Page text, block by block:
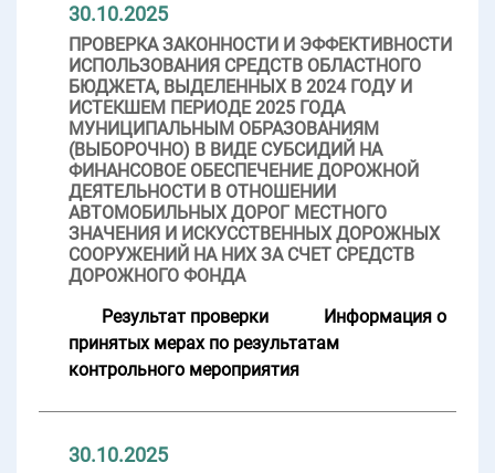
30.10.2025
ПРОВЕРКА ЗАКОННОСТИ И ЭФФЕКТИВНОСТИ
ИСПОЛЬЗОВАНИЯ СРЕДСТВ ОБЛАСТНОГО
БЮДЖЕТА, ВЫДЕЛЕННЫХ В 2024 ГОДУ И
ИСТЕКШЕМ ПЕРИОДЕ 2025 ГОДА
МУНИЦИПАЛЬНЫМ ОБРАЗОВАНИЯМ
(ВЫБОРОЧНО) В ВИДЕ СУБСИДИЙ НА
ФИНАНСОВОЕ ОБЕСПЕЧЕНИЕ ДОРОЖНОЙ
ДЕЯТЕЛЬНОСТИ В ОТНОШЕНИИ
АВТОМОБИЛЬНЫХ ДОРОГ МЕСТНОГО
ЗНАЧЕНИЯ И ИСКУССТВЕННЫХ ДОРОЖНЫХ
СООРУЖЕНИЙ НА НИХ ЗА СЧЕТ СРЕДСТВ
ДОРОЖНОГО ФОНДА
Результат проверки
Информация о
принятых мерах по результатам
контрольного мероприятия
30.10.2025